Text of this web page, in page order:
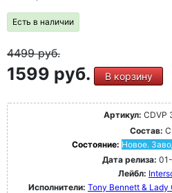
Есть в наличии
4499руб.
1599 руб. В корзину
Артикул: CDVP
Состав:
Состояние: Новое.
Дата релиза:
Лейбл:
Исполнители: Tony Bennett & Lady